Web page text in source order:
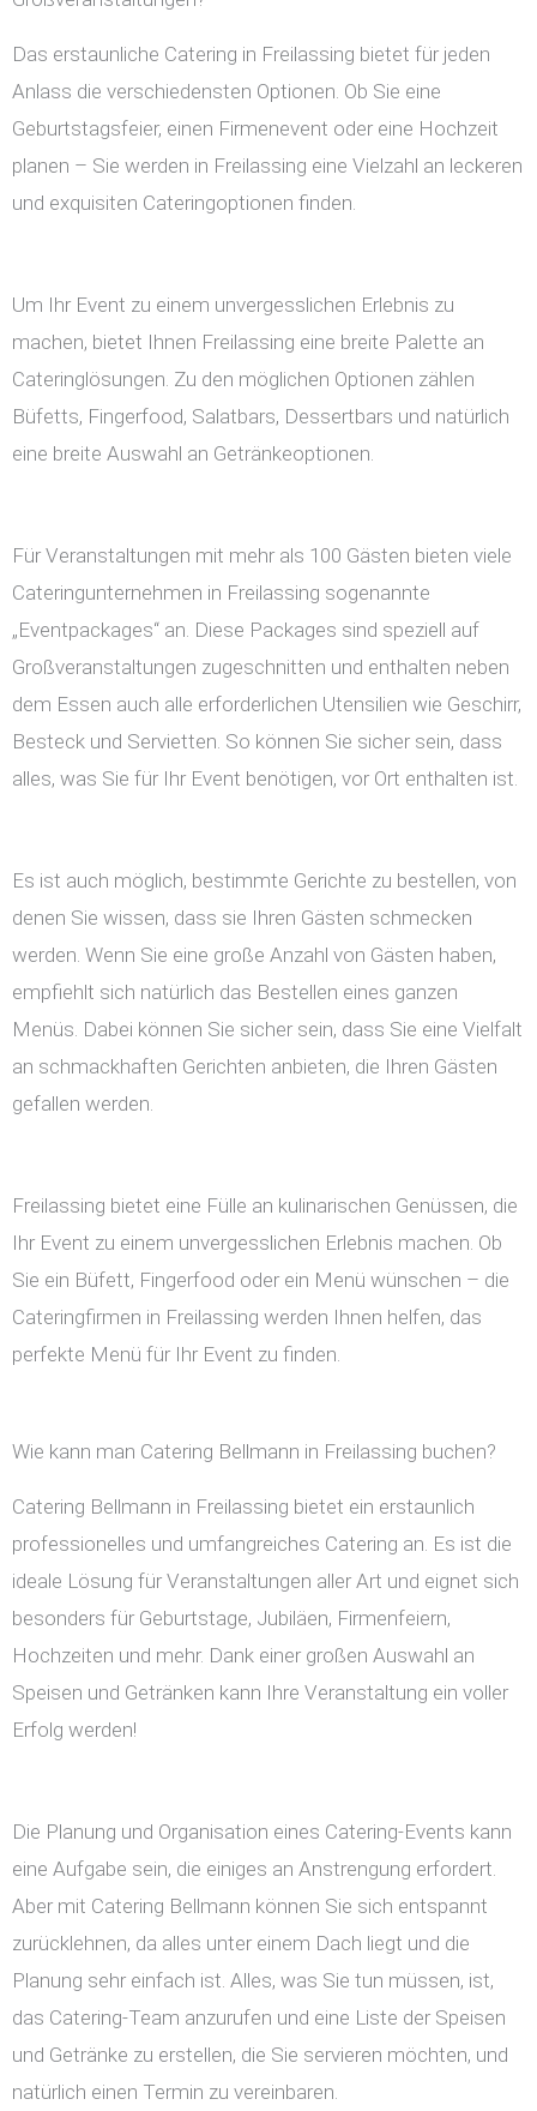
Das erstaunliche Catering in Freilassing bietet für jeden
Anlass die verschiedensten Optionen. Ob Sie eine
Geburtstagsfeier, einen Firmenevent oder eine Hochzeit
planen – Sie werden in Freilassing eine Vielzahl an leckeren
und exquisiten Cateringoptionen finden.
Um Ihr Event zu einem unvergesslichen Erlebnis zu
machen, bietet Ihnen Freilassing eine breite Palette an
Cateringlösungen. Zu den möglichen Optionen zählen
Büfetts, Fingerfood, Salatbars, Dessertbars und natürlich
eine breite Auswahl an Getränkeoptionen.
Für Veranstaltungen mit mehr als 100 Gästen bieten viele
Cateringunternehmen in Freilassing sogenannte
„Eventpackages“ an. Diese Packages sind speziell auf
Großveranstaltungen zugeschnitten und enthalten neben
dem Essen auch alle erforderlichen Utensilien wie Geschirr,
Besteck und Servietten. So können Sie sicher sein, dass
alles, was Sie für Ihr Event benötigen, vor Ort enthalten ist.
Es ist auch möglich, bestimmte Gerichte zu bestellen, von
denen Sie wissen, dass sie Ihren Gästen schmecken
werden. Wenn Sie eine große Anzahl von Gästen haben,
empfiehlt sich natürlich das Bestellen eines ganzen
Menüs. Dabei können Sie sicher sein, dass Sie eine Vielfalt
an schmackhaften Gerichten anbieten, die Ihren Gästen
gefallen werden.
Freilassing bietet eine Fülle an kulinarischen Genüssen, die
Ihr Event zu einem unvergesslichen Erlebnis machen. Ob
Sie ein Büfett, Fingerfood oder ein Menü wünschen – die
Cateringfirmen in Freilassing werden Ihnen helfen, das
perfekte Menü für Ihr Event zu finden.
Wie kann man Catering Bellmann in Freilassing buchen?
Catering Bellmann in Freilassing bietet ein erstaunlich
professionelles und umfangreiches Catering an. Es ist die
ideale Lösung für Veranstaltungen aller Art und eignet sich
besonders für Geburtstage, Jubiläen, Firmenfeiern,
Hochzeiten und mehr. Dank einer großen Auswahl an
Speisen und Getränken kann Ihre Veranstaltung ein voller
Erfolg werden!
Die Planung und Organisation eines Catering-Events kann
eine Aufgabe sein, die einiges an Anstrengung erfordert.
Aber mit Catering Bellmann können Sie sich entspannt
zurücklehnen, da alles unter einem Dach liegt und die
Planung sehr einfach ist. Alles, was Sie tun müssen, ist,
das Catering-Team anzurufen und eine Liste der Speisen
und Getränke zu erstellen, die Sie servieren möchten, und
natürlich einen Termin zu vereinbaren.